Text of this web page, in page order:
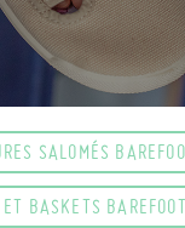
SALOMÉS
BASKETS